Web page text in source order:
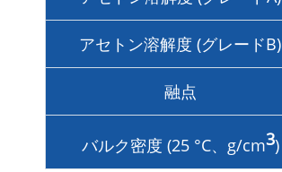
アセトン溶解度 (グレードB)
融点
バルク密度 (25 °C、g/cm3)